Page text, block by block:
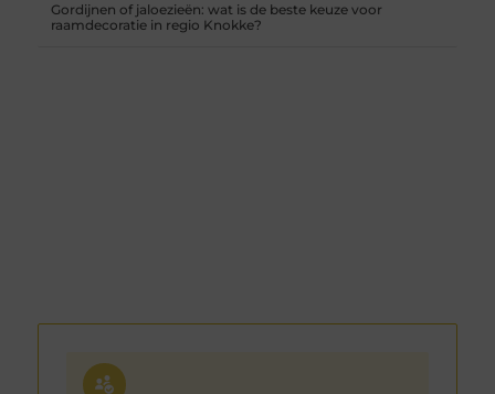
Gordijnen of jaloezieën: wat is de beste keuze voor
raamdecoratie in regio Knokke?